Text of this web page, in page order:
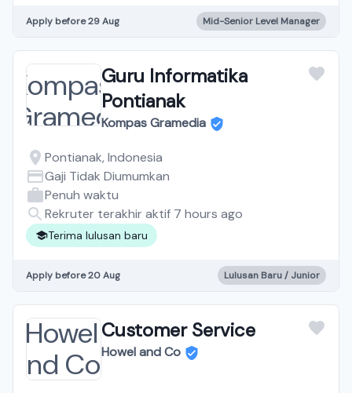
Apply before 29 Aug Mid-Senior Level Manager
Guru Informatika
Pontianak
Kompas Gramedia
Pontianak, Indonesia
Gaji Tidak Diumumkan
Penuh waktu
Rekruter terakhir aktif 7 hours ago
Terima lulusan baru
Apply before 20 Aug Lulusan Baru / Junior
Customer Service
Howel and Co